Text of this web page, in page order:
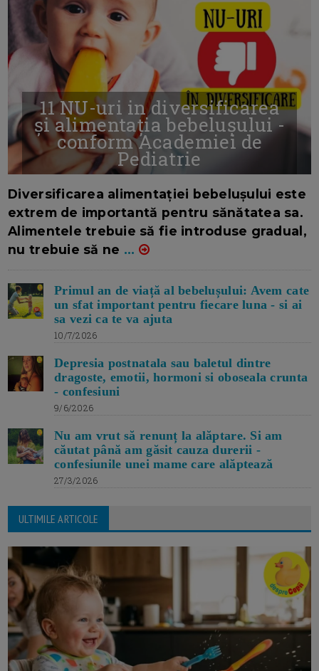
11 NU-uri in diversificarea
și alimentația bebelușului -
conform Academiei de
Pediatrie
Diversificarea alimentației bebelușului este
extrem de importantă pentru sănătatea sa.
Alimentele trebuie să fie introduse gradual,
nu trebuie să ne ...
Primul an de viață al bebelușului: Avem cate
un sfat important pentru fiecare luna - si ai
sa vezi ca te va ajuta
10/7/2026
Depresia postnatala sau baletul dintre
dragoste, emotii, hormoni si oboseala crunta
- confesiuni
9/6/2026
Nu am vrut să renunț la alăptare. Si am
căutat până am găsit cauza durerii -
confesiunile unei mame care alăptează
27/3/2026
ULTIMILE ARTICOLE